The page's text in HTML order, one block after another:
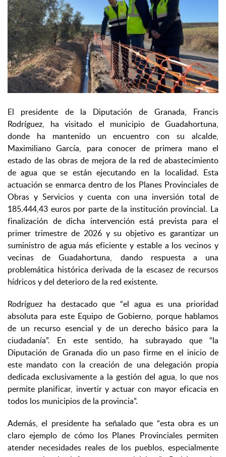
El presidente de la Diputación de Granada, Francis
Rodríguez, ha visitado el municipio de Guadahortuna,
donde ha mantenido un encuentro con su alcalde,
Maximiliano García, para conocer de primera mano el
estado de las obras de mejora de la red de abastecimiento
de agua que se están ejecutando en la localidad. Esta
actuación se enmarca dentro de los Planes Provinciales de
Obras y Servicios y cuenta con una inversión total de
185.444,43 euros por parte de la institución provincial. La
finalización de dicha intervención está prevista para el
primer trimestre de 2026 y su objetivo es garantizar un
suministro de agua más eficiente y estable a los vecinos y
vecinas de Guadahortuna, dando respuesta a una
problemática histórica derivada de la escasez de recursos
hídricos y del deterioro de la red existente.
Rodríguez ha destacado que “el agua es una prioridad
absoluta para este Equipo de Gobierno, porque hablamos
de un recurso esencial y de un derecho básico para la
ciudadanía”. En este sentido, ha subrayado que “la
Diputación de Granada dio un paso firme en el inicio de
este mandato con la creación de una delegación propia
dedicada exclusivamente a la gestión del agua, lo que nos
permite planificar, invertir y actuar con mayor eficacia en
todos los municipios de la provincia”.
Además, el presidente ha señalado que “esta obra es un
claro ejemplo de cómo los Planes Provinciales permiten
atender necesidades reales de los pueblos, especialmente